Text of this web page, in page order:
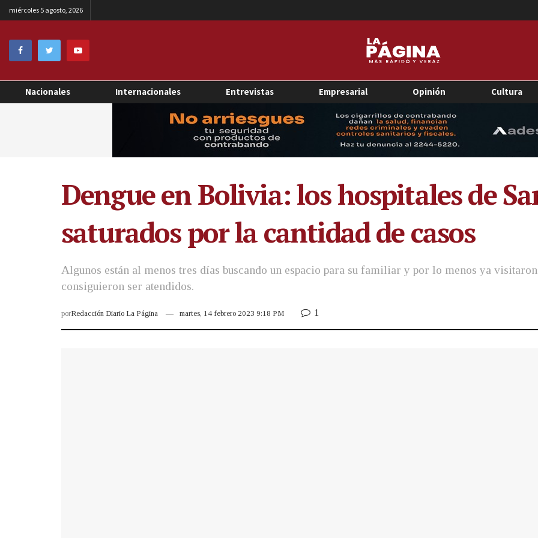
miércoles 5 agosto, 2026
Nacionales Internacionales Entrevistas Empresarial Opinión Cultura
Dengue en Bolivia: los hospitales de
saturados por la cantidad de casos
Algunos están al menos tres días buscando un espacio para su familiar y por lo menos ya
consiguieron ser atendidos.
porRedacción Diario La Página martes, 14 febrero 2023 9:18 PM 1